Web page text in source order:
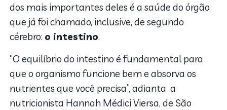
dos mais importantes deles é a saúde do órgão
que já foi chamado, inclusive, de segundo
cérebro: o intestino.
“O equilíbrio do intestino é fundamental para
que o organismo funcione bem e absorva os
nutrientes que você precisa”, adianta a
nutricionista Hannah Médici Viersa, de São